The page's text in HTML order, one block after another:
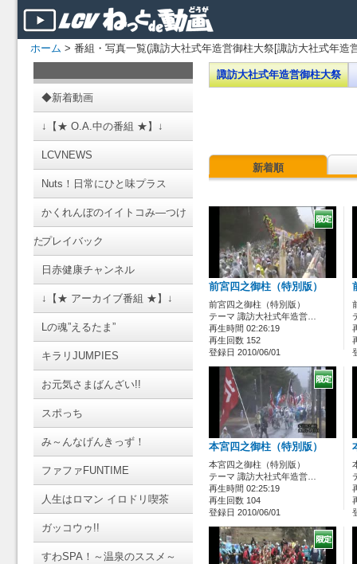
ホーム > 番組・写真一覧(諏訪大社式年造営御柱大祭[諏訪大社式年造
◆新着動画
↓【★ O.A.中の番組 ★】↓
LCVNEWS
Nuts！日常にひと味プラス
かくれんぼのイイトコみ―つけ
たプレイバック
日赤健康チャンネル
↓【★ アーカイブ番組 ★】↓
Lの魂”えるたま”
キラリJUMPIES
お元気さまばんざい!!
スポっち
み～んなげんきっず！
ファファFUNTIME
人生はロマン イロドリ喫茶
ガッコウゥ!!
すわSPA！～温泉のススメ～
諏訪大社式年造営御柱大祭
新着順
前宮四之御柱（特別版）
前宮四之御柱（特別版）
テーマ 諏訪大社式年造営…
再生時間 02:26:19
再生回数 152
登録日 2010/06/01
本宮四之御柱（特別版）
本宮四之御柱（特別版）
テーマ 諏訪大社式年造営…
再生時間 02:25:19
再生回数 104
登録日 2010/06/01